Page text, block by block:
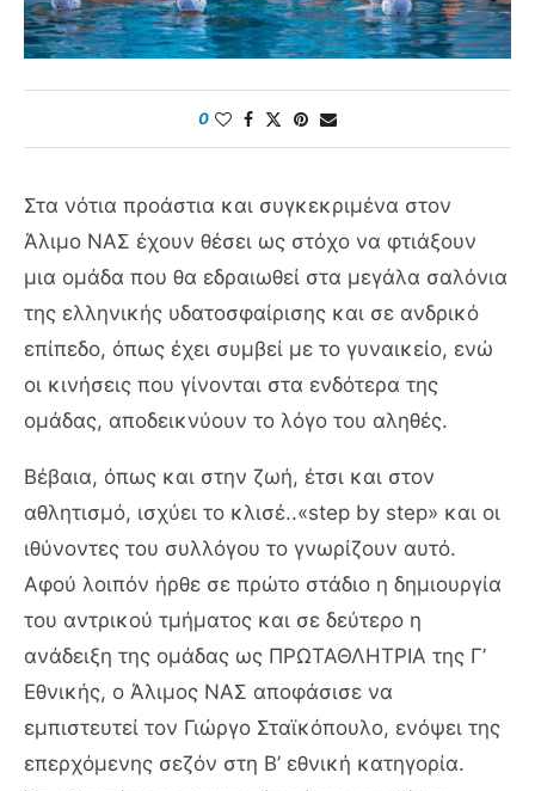
0
Στα νότια προάστια και συγκεκριμένα στον
Άλιμο ΝΑΣ έχουν θέσει ως στόχο να φτιάξουν
μια ομάδα που θα εδραιωθεί στα μεγάλα σαλόνια
της ελληνικής υδατοσφαίρισης και σε ανδρικό
επίπεδο, όπως έχει συμβεί με το γυναικείο, ενώ
οι κινήσεις που γίνονται στα ενδότερα της
ομάδας, αποδεικνύουν το λόγο του αληθές.
Βέβαια, όπως και στην ζωή, έτσι και στον
αθλητισμό, ισχύει το κλισέ..«step by step» και οι
ιθύνοντες του συλλόγου το γνωρίζουν αυτό.
Αφού λοιπόν ήρθε σε πρώτο στάδιο η δημιουργία
του αντρικού τμήματος και σε δεύτερο η
ανάδειξη της ομάδας ως ΠΡΩΤΑΘΛΗΤΡΙΑ της Γ’
Εθνικής, ο Άλιμος ΝΑΣ αποφάσισε να
εμπιστευτεί τον Γιώργο Σταϊκόπουλο, ενόψει της
επερχόμενης σεζόν στη Β’ εθνική κατηγορία.